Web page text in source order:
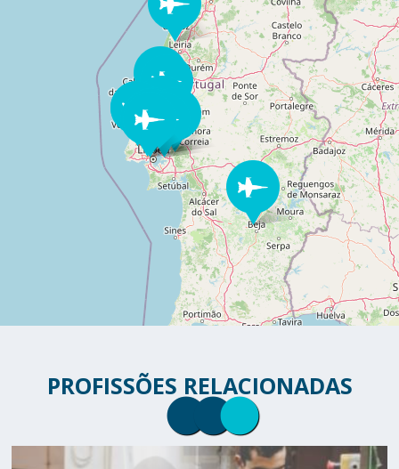
PROFISSÕES RELACIONADAS